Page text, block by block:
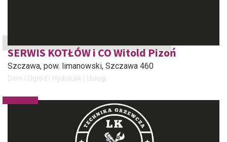
SERWIS KOTŁÓW i CO Witold Pizoń
Szczawa, pow. limanowski, Szczawa 460
Dom i Ogród Hydraulik Usługi